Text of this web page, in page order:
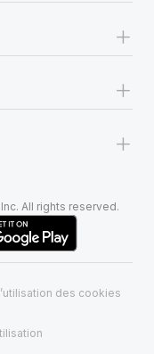
+
+
+
All rights reserved.
des cookies